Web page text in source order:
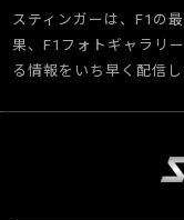
スティンガーは、F1の
果、F1フォトギャラリ
る情報をいち早く配信し